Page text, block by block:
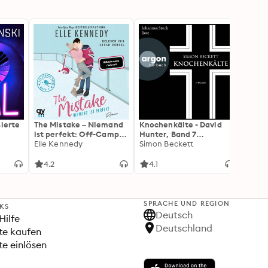
The Mistake – Niemand
ist perfekt: Off-Campus
2 | Roman
Elle Kennedy
4.2
Knochenkälte - David
Hunter, Band 7
(Ungekürzte Lesung)
Simon Beckett
4.1
kaufen
einlösen
SPRACHE UND REGION
Deutsch
Deutschland